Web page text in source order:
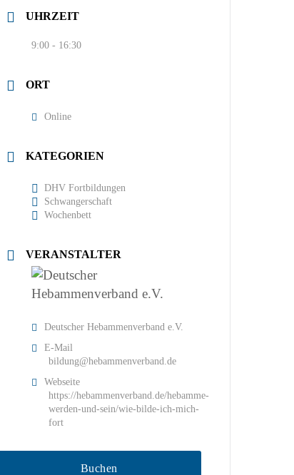
UHRZEIT
9:00 - 16:30
ORT
Online
KATEGORIEN
DHV Fortbildungen
Schwangerschaft
Wochenbett
VERANSTALTER
Deutscher Hebammenverband e.V.
E-Mail
bildung@hebammenverband.de
Webseite
https://hebammenverband.de/hebamme-
werden-und-sein/wie-bilde-ich-mich-
fort
Buchen